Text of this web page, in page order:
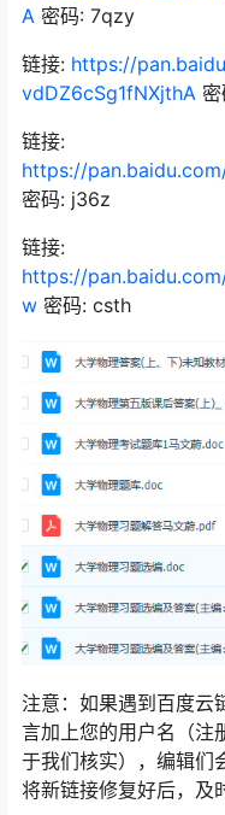
A 密码: 7qzy
链接: https://
vdDZ6cSg1fNXjthA
链接:
https://
密码: j36z
链接:
https://
w 密码: csth
注意：如果遇到百度云
言加上您的用户名（注
于我们核实），编辑们
将新链接修复好后，及